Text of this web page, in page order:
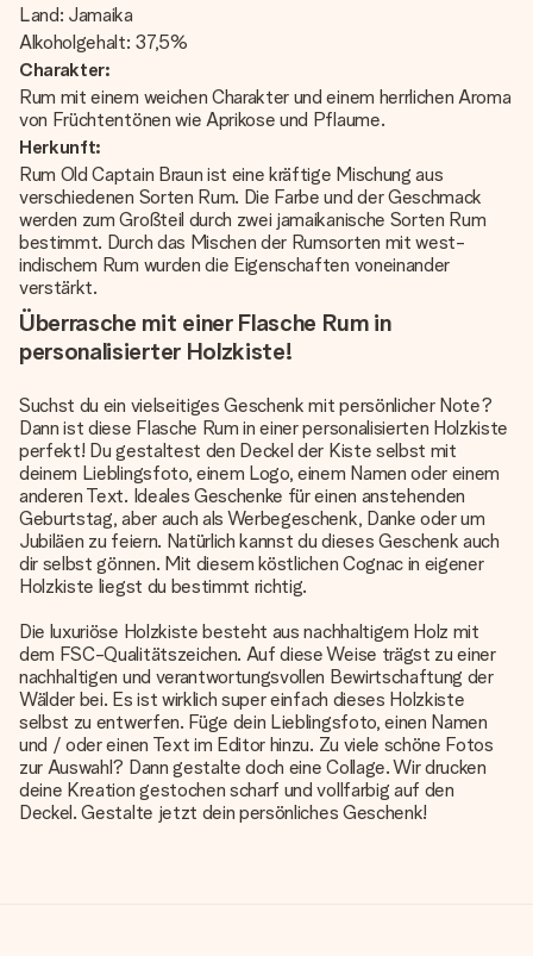
Land: Jamaika
Alkoholgehalt: 37,5%
Charakter:
Rum mit einem weichen Charakter und einem herrlichen Aroma
von Früchtentönen wie Aprikose und Pflaume.
Herkunft:
Rum Old Captain Braun ist eine kräftige Mischung aus
verschiedenen Sorten Rum. Die Farbe und der Geschmack
werden zum Großteil durch zwei jamaikanische Sorten Rum
bestimmt. Durch das Mischen der Rumsorten mit west-
indischem Rum wurden die Eigenschaften voneinander
verstärkt.
Überrasche mit einer Flasche Rum in
personalisierter Holzkiste!
Suchst du ein vielseitiges Geschenk mit persönlicher Note?
Dann ist diese Flasche Rum in einer personalisierten Holzkiste
perfekt! Du gestaltest den Deckel der Kiste selbst mit
deinem Lieblingsfoto, einem Logo, einem Namen oder einem
anderen Text. Ideales Geschenke für einen anstehenden
Geburtstag, aber auch als Werbegeschenk, Danke oder um
Jubiläen zu feiern. Natürlich kannst du dieses Geschenk auch
dir selbst gönnen. Mit diesem köstlichen Cognac in eigener
Holzkiste liegst du bestimmt richtig.
Die luxuriöse Holzkiste besteht aus nachhaltigem Holz mit
dem FSC-Qualitätszeichen. Auf diese Weise trägst zu einer
nachhaltigen und verantwortungsvollen Bewirtschaftung der
Wälder bei. Es ist wirklich super einfach dieses Holzkiste
selbst zu entwerfen. Füge dein Lieblingsfoto, einen Namen
und / oder einen Text im Editor hinzu. Zu viele schöne Fotos
zur Auswahl? Dann gestalte doch eine Collage. Wir drucken
deine Kreation gestochen scharf und vollfarbig auf den
Deckel. Gestalte jetzt dein persönliches Geschenk!